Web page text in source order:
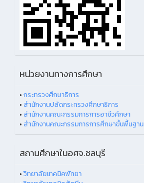
หน่วยงานทางการศึกษา
•กระทรวงศึกษาธิการ
• สำนักงานปลัดกระทรวงศึกษาธิการ
• สำนักงานคณะกรรมการการอาชีวศึกษา
• สำนักงานคณะกรรมการการศึกษาขั้นพื้นฐาน
สถานศึกษาในอศจ.ชลบุรี
•วิทยาลัยเทคนิคพัทยา